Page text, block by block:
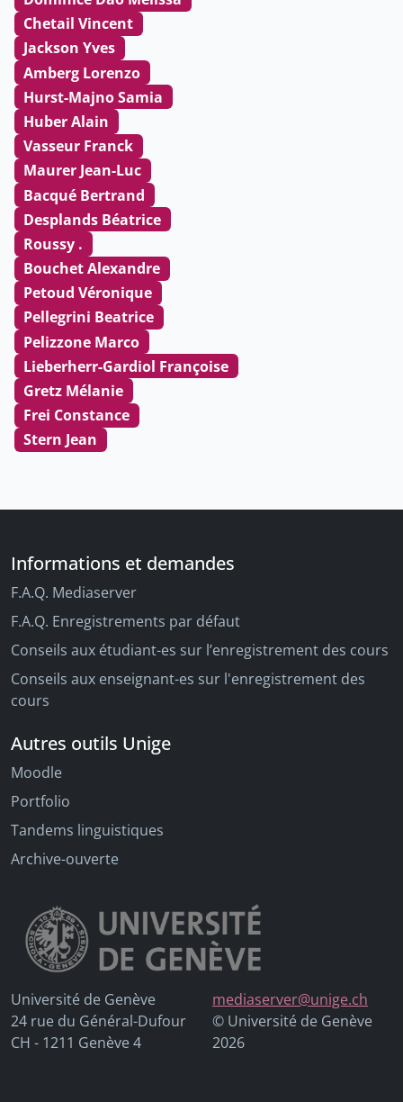
Chetail Vincent
Jackson Yves
Amberg Lorenzo
Hurst-Majno Samia
Huber Alain
Vasseur Franck
Maurer Jean-Luc
Bacqué Bertrand
Desplands Béatrice
Roussy .
Bouchet Alexandre
Petoud Véronique
Pellegrini Beatrice
Pelizzone Marco
Lieberherr-Gardiol Françoise
Gretz Mélanie
Frei Constance
Stern Jean
Informations et demandes
F.A.Q. Mediaserver
F.A.Q. Enregistrements par défaut
Conseils aux étudiant-es sur l’enregistrement des cours
Conseils aux enseignant-es sur l'enregistrement des
cours
Autres outils Unige
Moodle
Portfolio
Tandems linguistiques
Archive-ouverte
Université de Genève
24 rue du Général-Dufour
CH - 1211 Genève 4
mediaserver@unige.ch
© Université de Genève
2026